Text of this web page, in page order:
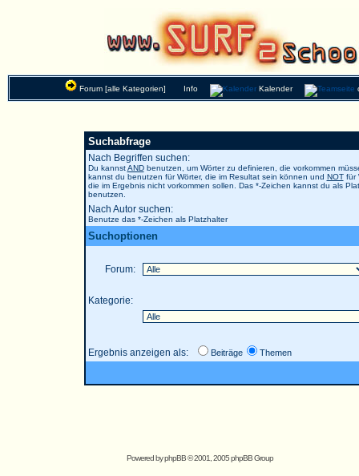
Forum [alle Kategorien] Info Kalender
Suchabfrage
Nach Begriffen suchen:
Du kannstANDbenutzen, um Wörter zu definieren, die vorkommen
kannst du benutzen für Wörter, die im Resultat sein können und NOTfür
die im Ergebnis nicht vorkommen sollen. Das *-Zeichen kannst du als
benutzen.
Nach Autor suchen:
Benutze das *-Zeichen als Platzhalter
Suchoptionen
Forum:
Kategorie:
Ergebnis anzeigen als: Beiträge Themen
Powered byphpBB© 2001, 2005 phpBB Group